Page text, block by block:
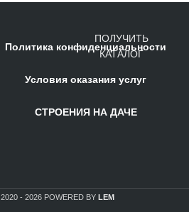
Политика конфиденциальности
Условия оказания услуг
СТРОЕНИЯ НА ДАЧЕ
ПОЛУЧИТЬ
КАТАЛОГ
2020 - 2026 POWERED BY LEM